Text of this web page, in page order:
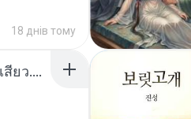
18 днів тому
เมียน้อยเหงา พาเสียวค่ะ18+เล่าเรื่องเสียว.mp3